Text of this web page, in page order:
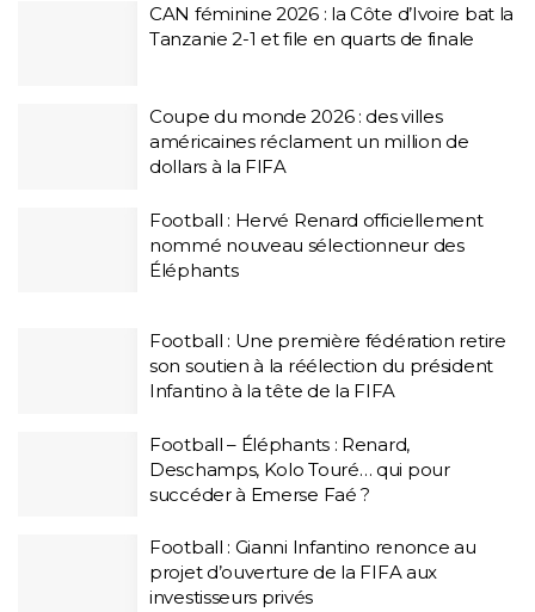
CAN féminine 2026 : la Côte d’Ivoire bat la
Tanzanie 2-1 et file en quarts de finale
Coupe du monde 2026 : des villes
américaines réclament un million de
dollars à la FIFA
Football : Hervé Renard officiellement
nommé nouveau sélectionneur des
Éléphants
Football : Une première fédération retire
son soutien à la réélection du président
Infantino à la tête de la FIFA
Football – Éléphants : Renard,
Deschamps, Kolo Touré… qui pour
succéder à Emerse Faé ?
Football : Gianni Infantino renonce au
projet d’ouverture de la FIFA aux
investisseurs privés